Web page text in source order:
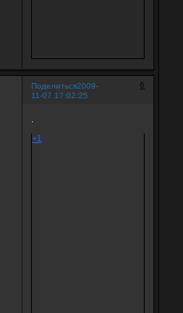
Поделиться 6
2009-
11-07 17:02:25
+1